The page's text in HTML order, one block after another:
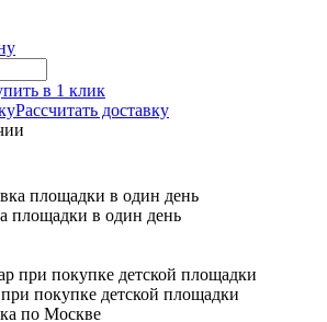
в 1 клик
Рассчитать доставку
площадки в один день
покупке детской площадки